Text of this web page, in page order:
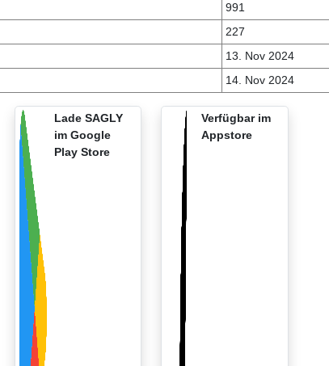
991
227
13. Nov 2024
14. Nov 2024
Lade SAGLY
im Google
Play Store
Verfügbar im
Appstore